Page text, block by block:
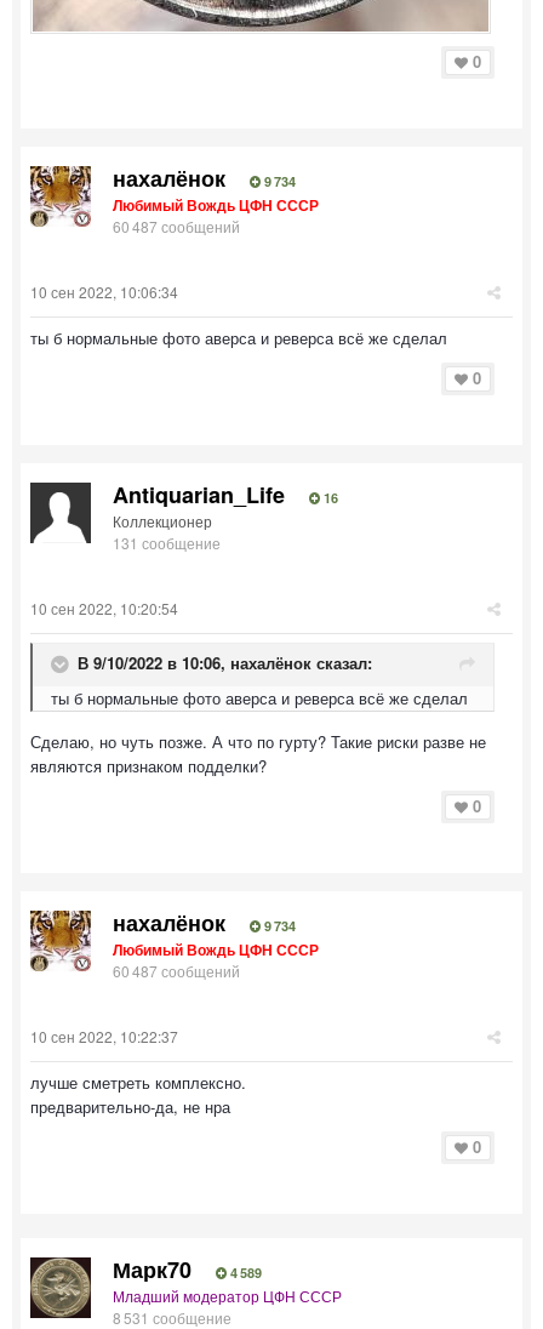
0
нахалёнок 9 734
Любимый Вождь ЦФН СССР
60 487 сообщений
10 сен 2022, 10:06:34
ты б нормальные фото аверса и реверса всё же сделал
0
Antiquarian_Life 16
Коллекционер
131 сообщение
10 сен 2022, 10:20:54
В 9/10/2022 в 10:06, нахалёнок сказал:
ты б нормальные фото аверса и реверса всё же сделал
Сделаю, но чуть позже. А что по гурту? Такие риски разве не
являются признаком подделки?
0
нахалёнок 9 734
Любимый Вождь ЦФН СССР
60 487 сообщений
10 сен 2022, 10:22:37
лучше сметреть комплексно.
предварительно-да, не нра
0
Марк70 4 589
Младший модератор ЦФН СССР
8 531 сообщение